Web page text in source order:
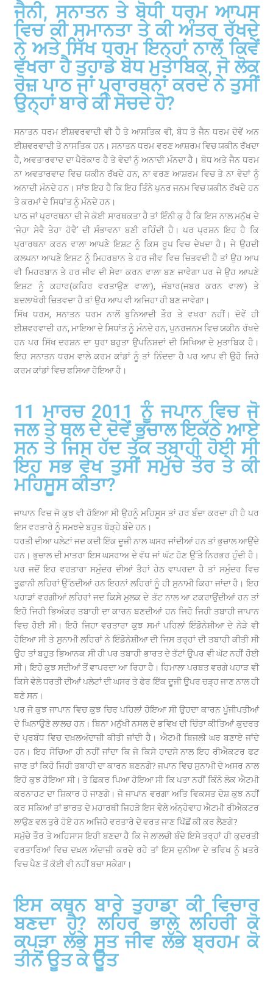
ਜੈਨੀ, ਸਨਾਤਨ ਤੇ ਬੋਧੀ ਧਰਮ ਆਪਸ
ਵਿਚ ਕੀ ਸਮਾਨਤਾ ਤੇ ਕੀ ਅੰਤਰ ਰੱਖਦੇ
ਨੇ ਅਤੇ ਸਿੱਖ ਧਰਮ ਇਨ੍ਹਾਂ ਨਾਲੋਂ ਕਿਵੇਂ
ਵੱਖਰਾ ਹੈ ਤੁਹਾਡੇ ਬੋਧ ਮੁਤਾਬਿਕ, ਜੋ ਲੋਕ
ਰੋਜ਼ ਪਾਠ ਜਾਂ ਪ੍ਰਾਰਥਨਾਂ ਕਰਦੇ ਨੇ ਤੁਸੀਂ
ਉਨ੍ਹਾਂ ਬਾਰੇ ਕੀ ਸੋਚਦੇ ਹੋ?
ਸਨਾਤਨ ਧਰਮ ਈਸ਼ਵਰਵਾਦੀ ਵੀ ਹੈ ਤੇ ਆਸਤਿਕ ਵੀ, ਬੋਧ ਤੇ ਜੈਨ ਧਰਮ ਦੋਵੇਂ ਅਨ
ਈਸ਼ਵਰਵਾਦੀ ਤੇ ਨਾਸਤਿਕ ਹਨ। ਸਨਾਤਨ ਧਰਮ ਵਰਣ ਆਸ਼ਰਮ ਵਿਚ ਯਕੀਨ ਰੱਖਦਾ
ਹੈ, ਅਵਤਾਰਵਾਦ ਦਾ ਪੈਰੋਕਾਰ ਹੈ ਤੇ ਵੇਦਾਂ ਨੂੰ ਅਨਾਦੀ ਮੰਨਦਾ ਹੈ। ਬੋਧ ਅਤੇ ਜੈਨ ਧਰਮ
ਨਾ ਅਵਤਾਰਵਾਦ ਵਿਚ ਯਕੀਨ ਰੱਖਦੇ ਹਨ, ਨਾ ਵਰਣ ਆਸ਼ਰਮ ਵਿਚ ਤੇ ਨਾ ਵੇਦਾਂ ਨੂੰ
ਅਨਾਦੀ ਮੰਨਦੇ ਹਨ। ਸਾਂਝ ਇਹ ਹੈ ਕਿ ਇਹ ਤਿੰਨੇ ਪੁਨਰ ਜਨਮ ਵਿਚ ਯਕੀਨ ਰੱਖਦੇ ਹਨ
ਤੇ ਕਰਮਾਂ ਦੇ ਸਿਧਾਂਤ ਨੂੰ ਮੰਨਦੇ ਹਨ।
ਪਾਠ ਜਾਂ ਪ੍ਰਾਰਥਨਾ ਦੀ ਜੇ ਕੋਈ ਸਾਰਥਕਤਾ ਹੈ ਤਾਂ ਇੰਨੀ ਕੁ ਹੈ ਕਿ ਇਸ ਨਾਲ ਮਨੁੱਖ ਦੇ
‘ਜੇਹਾ ਸੇਵੈ ਤੇਹਾ ਹੋਵੈ’ ਦੀ ਸੰਭਾਵਨਾ ਬਣੀ ਰਹਿੰਦੀ ਹੈ। ਪਰ ਪ੍ਰਸ਼ਨ ਇਹ ਹੈ ਕਿ
ਪ੍ਰਾਰਥਨਾ ਕਰਨ ਵਾਲਾ ਆਪਣੇ ਇਸ਼ਟ ਨੂੰ ਕਿਸ ਰੂਪ ਵਿਚ ਦੇਖਦਾ ਹੈ। ਜੇ ਉਹਦੀ
ਕਲਪਨਾ ਆਪਣੇ ਇਸ਼ਟ ਨੂੰ ਮਿਹਰਬਾਨ ਤੇ ਹਰ ਜੀਵ ਵਿਚ ਚਿਤਵਦੀ ਹੈ ਤਾਂ ਉਹ ਆਪ
ਵੀ ਮਿਹਰਬਾਨ ਤੇ ਹਰ ਜੀਵ ਦੀ ਸੇਵਾ ਕਰਨ ਵਾਲਾ ਬਣ ਜਾਵੇਗਾ ਪਰ ਜੇ ਉਹ ਆਪਣੇ
ਇਸ਼ਟ ਨੂੰ ਕਹਾਰ(ਕਹਿਰ ਵਰਤਾਉਣ ਵਾਲਾ), ਜੱਬਾਰ(ਜਬਰ ਕਰਨ ਵਾਲਾ) ਤੇ
ਬਦਲਾਖੋਰੀ ਚਿਤਵਦਾ ਹੈ ਤਾਂ ਉਹ ਆਪ ਵੀ ਅਜਿਹਾ ਹੀ ਬਣ ਜਾਵੇਗਾ।
ਸਿੱਖ ਧਰਮ, ਸਨਾਤਨ ਧਰਮ ਨਾਲੋਂ ਬੁਨਿਆਦੀ ਤੌਰ ਤੇ ਵਖਰਾ ਨਹੀਂ। ਦੋਵੇਂ ਹੀ
ਈਸ਼ਵਰਵਾਦੀ ਹਨ, ਮਾਇਆ ਦੇ ਸਿਧਾਂਤ ਨੂੰ ਮੰਨਦੇ ਹਨ, ਪੁਨਰਜਨਮ ਵਿਚ ਯਕੀਨ ਰੱਖਦੇ
ਹਨ ਪਰ ਸਿੱਖ ਦਰਸ਼ਨ ਦਾ ਧੁਰਾ ਬਹੁਤਾ ਉਪਨਿਸ਼ਦਾਂ ਦੀ ਸਿਖਿਆ ਦੇ ਮੁਤਾਬਿਕ ਹੈ।
ਇਹ ਸਨਾਤਨ ਧਰਮ ਵਾਲੇ ਕਰਮ ਕਾਂਡਾਂ ਨੂੰ ਤਾਂ ਨਿੰਦਦਾ ਹੈ ਪਰ ਆਪ ਵੀ ਉਹੋ ਜਿਹੇ
ਕਰਮ ਕਾਂਡਾਂ ਵਿਚ ਫਸਿਆ ਹੋਇਆ ਹੈ।
11 ਮਾਰਚ 2011 ਨੂੰ ਜਪਾਨ ਵਿਚ ਜੋ
ਜਲ ਤੇ ਥਲ ਦੇ ਦੋਵੇਂ ਭੁਚਾਲ ਇਕੱਠੇ ਆਏ
ਸਨ ਤੇ ਜਿਸ ਹੱਦ ਤੱਕ ਤਬਾਹੀ ਹੋਈ ਸੀ
ਇਹ ਸਭ ਵੇਖ ਤੁਸੀਂ ਸਮੁੱਚੇ ਤੌਰ ਤੇ ਕੀ
ਮਹਿਸੂਸ ਕੀਤਾ?
ਜਾਪਾਨ ਵਿਚ ਜੋ ਕੁਝ ਵੀ ਹੋਇਆ ਸੀ ਉਹਨੂੰ ਮਹਿਸੂਸ ਤਾਂ ਹਰ ਬੰਦਾ ਕਰਦਾ ਹੀ ਹੈ ਪਰ
ਇਸ ਵਰਤਾਰੇ ਨੂੰ ਸਮਝਦੇ ਬਹੁਤ ਥੋੜ੍ਹੇ ਬੰਦੇ ਹਨ।
ਧਰਤੀ ਦੀਆ ਪਲੇਟਾਂ ਜਦ ਕਦੀ ਇੱਕ ਦੂਜੀ ਨਾਲ ਘਸਰ ਜਾਂਦੀਆਂ ਹਨ ਤਾਂ ਭੁਚਾਲ ਆਉਂਦੇ
ਹਨ। ਭੁਚਾਲ ਦੀ ਮਾਤਰਾ ਇਸ ਘਸਰਾਅ ਦੇ ਵੱਧ ਜਾਂ ਘੱਟ ਹੋਣ ਉੱਤੇ ਨਿਰਭਰ ਹੁੰਦੀ ਹੈ।
ਪਰ ਜਦੋਂ ਇਹ ਵਰਤਾਰਾ ਸਮੁੰਦਰ ਦੀਆਂ ਤੈਹਾਂ ਹੇਠ ਵਾਪਰਦਾ ਹੈ ਤਾਂ ਸਮੁੰਦਰ ਵਿਚ
ਤੂਫ਼ਾਨੀ ਲਹਿਰਾਂ ਉੱਠਦੀਆਂ ਹਨ ਇਹਨਾਂ ਲਹਿਰਾਂ ਨੂੰ ਹੀ ਸੁਨਾਮੀ ਕਿਹਾ ਜਾਂਦਾ ਹੈ। ਇਹ
ਪਹਾੜਾਂ ਵਰਗੀਆਂ ਲਹਿਰਾਂ ਜਦ ਕਿਸੇ ਮੁਲਕ ਦੇ ਤੱਟ ਨਾਲ ਆ ਟਕਰਾਉਂਦੀਆਂ ਹਨ ਤਾਂ
ਇਹੋ ਜਿਹੀ ਭਿਅੰਕਰ ਤਬਾਹੀ ਦਾ ਕਾਰਨ ਬਣਦੀਆਂ ਹਨ ਜਿਹੋ ਜਿਹੀ ਤਬਾਹੀ ਜਾਪਾਨ
ਵਿਚ ਹੋਈ ਸੀ। ਇਹੋ ਜਿਹਾ ਵਰਤਾਰਾ ਕੁਝ ਸਮਾਂ ਪਹਿਲਾਂ ਇੰਡੋਨੇਸ਼ੀਆ ਦੇ ਨੇੜੇ ਵੀ
ਹੋਇਆ ਸੀ ਤੇ ਸੁਨਾਮੀ ਲਹਿਰਾਂ ਨੇ ਇੰਡੋਨੇਸ਼ੀਆ ਦੀ ਜਿਸ ਤਰ੍ਹਾਂ ਦੀ ਤਬਾਹੀ ਕੀਤੀ ਸੀ
ਉਹ ਤਾਂ ਬਹੁਤ ਭਿਆਨਕ ਸੀ ਹੀ ਪਰ ਤਬਾਹੀ ਭਾਰਤ ਦੇ ਤੱਟਾਂ ਉਪਰ ਵੀ ਘੱਟ ਨਹੀਂ ਹੋਈ
ਸੀ। ਇਹੋ ਕੁਝ ਸਦੀਆਂ ਤੋਂ ਵਾਪਰਦਾ ਆ ਰਿਹਾ ਹੈ। ਹਿਮਾਲਾ ਪਰਬਤ ਵਰਗੇ ਪਹਾੜ ਵੀ
ਕਿਸੇ ਵੇਲੇ ਧਰਤੀ ਦੀਆਂ ਪਲੇਟਾਂ ਦੀ ਘਸਰ ਤੇ ਫੇਰ ਇੱਕ ਦੂਜੀ ਉਪਰ ਚੜ੍ਹ ਜਾਣ ਨਾਲ ਹੀ
ਬਣੇ ਸਨ।
ਪਰ ਜੋ ਕੁਝ ਜਾਪਾਨ ਵਿਚ ਕੁਝ ਚਿਰ ਪਹਿਲਾਂ ਹੋਇਆ ਸੀ ਉਹਦਾ ਕਾਰਨ ਪੂੰਜੀਪਤੀਆਂ
ਦੇ ਘਿਨਾਉਣੇ ਲਾਲਚ ਹਨ। ਬਿਨਾ ਮਨੁੱਖੀ ਨਸਲ ਦੇ ਭਵਿਖ ਦੀ ਚਿੰਤਾ ਕੀਤਿਆਂ ਕੁਦਰਤ
ਦੇ ਪ੍ਰਬੰਧ ਵਿਚ ਦਖ਼ਲਅੰਦਾਜ਼ੀ ਕੀਤੀ ਜਾਂਦੀ ਹੈ। ਐਟਮੀ ਬਿਜਲੀ ਘਰ ਬਣਾਏ ਜਾਂਦੇ
ਹਨ। ਇਹ ਸੋਚਿਆ ਹੀ ਨਹੀਂ ਜਾਂਦਾ ਕਿ ਜੇ ਕਿਸੇ ਹਾਦਸੇ ਨਾਲ ਇਹ ਰੀਐਕਟਰ ਫਟ
ਜਾਣ ਤਾਂ ਕਿਹੋ ਜਿਹੀ ਤਬਾਹੀ ਦਾ ਕਾਰਨ ਬਣਨਗੇ? ਜਪਾਨ ਵਿਚ ਸੁਨਾਮੀ ਦੇ ਅਸਰ ਨਾਲ
ਇਹੋ ਕੁਝ ਹੋਇਆ ਸੀ। ਤੇ ਫ਼ਿਕਰ ਪਿਆ ਹੋਇਆ ਸੀ ਕਿ ਪਤਾ ਨਹੀਂ ਕਿੰਨੇ ਲੋਕ ਐਟਮੀ
ਕਰਨਾਹਟ ਦਾ ਸ਼ਿਕਾਰ ਹੋ ਜਾਣਗੇ। ਜੇ ਜਾਪਾਨ ਵਰਗਾ ਅਤਿ ਵਿਕਸਤ ਦੇਸ਼ ਕੁਝ ਨਹੀਂ
ਕਰ ਸਕਿਆਂ ਤਾਂ ਭਾਰਤ ਦੇ ਮਹਾਰਥੀ ਜਿਹੜੇ ਇਸ ਵੇਲੇ ਅੰਨ੍ਹੇਵਾਹ ਐਟਮੀ ਰੀਐਕਟਰ
ਲਾਉਣ ਵਲ ਤੁਰੇ ਹੋਏ ਹਨ ਅਜਿਹੇ ਵਰਤਾਰੇ ਦੇ ਵਰਤ ਜਾਣ ਪਿੱਛੋਂ ਕੀ ਕਰ ਲੈਣਗੇ?
ਸਮੁੱਚੇ ਤੌਰ ਤੇ ਅਹਿਸਾਸ ਇਹੀ ਬਣਦਾ ਹੈ ਕਿ ਜੇ ਲਾਲਚੀ ਬੰਦੇ ਇਸੇ ਤਰ੍ਹਾਂ ਹੀ ਕੁਦਰਤੀ
ਵਰਤਾਰਿਆਂ ਵਿਚ ਦਖ਼ਲ ਅੰਦਾਜ਼ੀ ਕਰਦੇ ਰਹੇ ਤਾਂ ਇਸ ਦੁਨੀਆ ਦੇ ਭਵਿਖ ਨੂੰ ਖ਼ਤਰੇ
ਵਿਚ ਪੈਣ ਤੋਂ ਕੋਈ ਵੀ ਨਹੀਂ ਬਚਾ ਸਕੇਗਾ।
ਇਸ ਕਥਨ ਬਾਰੇ ਤੁਹਾਡਾ ਕੀ ਵਿਚਾਰ
ਬਣਦਾ ਹੈ? ਲਹਿਰ ਭਾਲੇ ਲਹਿਰੀ ਕੋ
ਕਪੜਾ ਲੱਭੇ ਸੂਤ ਜੀਵ ਲੱਭੇ ਬ੍ਰਹਮ ਕੋ
ਤੀਨੋਂ ਊਤ ਕੇ ਊਤ